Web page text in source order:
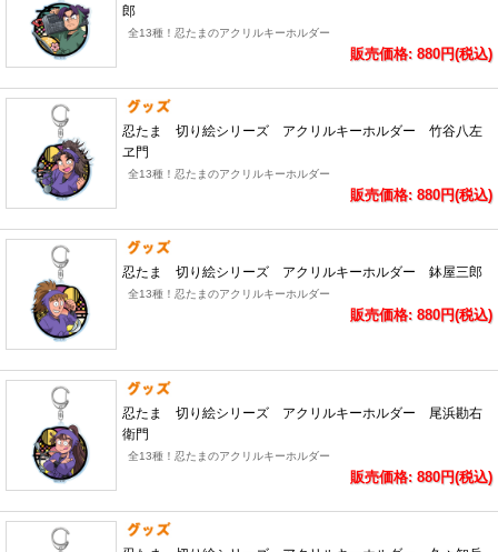
郎
全13種！忍たまのアクリルキーホルダー
販売価格: 880円(税込)
忍たま 切り絵シリーズ アクリルキーホルダー 竹谷八左
ヱ門
全13種！忍たまのアクリルキーホルダー
販売価格: 880円(税込)
忍たま 切り絵シリーズ アクリルキーホルダー 鉢屋三郎
全13種！忍たまのアクリルキーホルダー
販売価格: 880円(税込)
忍たま 切り絵シリーズ アクリルキーホルダー 尾浜勘右
衛門
全13種！忍たまのアクリルキーホルダー
販売価格: 880円(税込)